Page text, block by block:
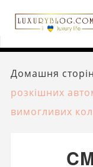
Домашня
розкішних
вимогливих